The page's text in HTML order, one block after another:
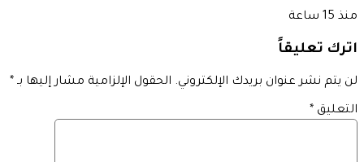
منذ 15 ساعة
اترك تعليقاً
لن يتم نشر عنوان بريدك الإلكتروني. الحقول الإلزامية مشار إليها بـ *
التعليق *